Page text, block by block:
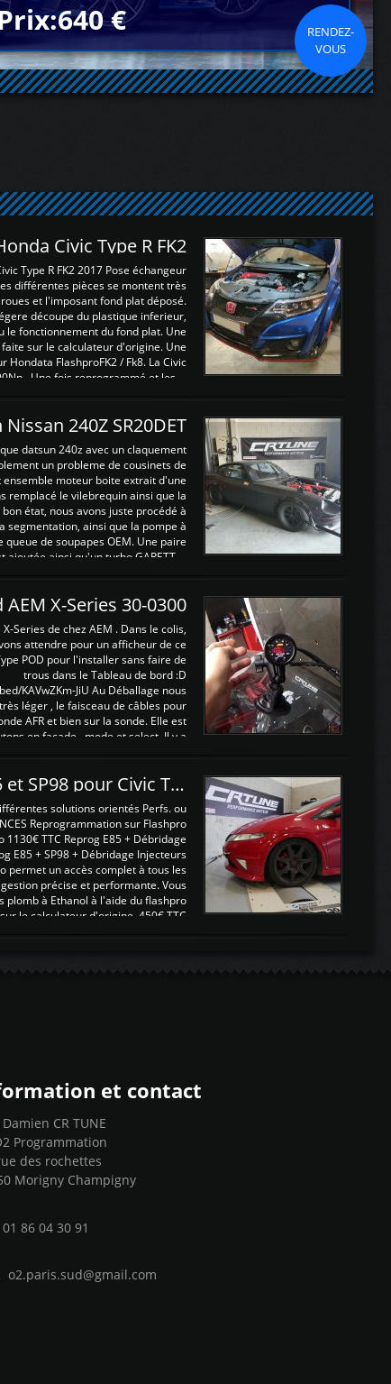
€
RENDEZ-
VOUS
Civic Type R FK2
Type R FK2 2017 Pose échangeur
différentes pièces se montent très
et l'imposant fond plat déposé.
découpe du plastique inferieur,
le fonctionnement du fond plat. Une
sur le calculateur d'origine. Une
FlashproFK2 / Fk8. La Civic
, Une fois reprogrammé et les ...
240Z SR20DET
datsun 240z avec un claquement
un probleme de cousinets de
ensemble moteur boite extrait d'une
remplacé le vilebrequin ainsi que la
état, nous avons juste procédé à
segmentation, ainsi que la pompe à
queue de soupapes OEM. Une paire
ainsi qu'un turbo GARETT ...
X-Series 30-0300
Series de chez AEM . Dans le colis,
attendre pour un afficheur de ce
POD pour l'installer sans faire de
trous dans le Tableau de bord :D
KAVwZKm-JiU Au Déballage nous
léger , le faisceau de câbles pour
AFR et bien sur la sonde. Elle est
en façade , mode et select. Il y a
Reprogrammations E85 et SP98 pour Civic Type R FN2
solutions orientés Perfs. ou
Reprogrammation sur Flashpro
1130€ TTC Reprog E85 + Débridage
E85 + SP98 + Débridage Injecteurs
permet un accès complet à tous les
précise et performante. Vous
plomb à Ethanol à l'aide du flashpro
sur le calculateur d'origine 450€ TTC
et contact
Damien CR TUNE
Programmation
des rochettes
Morigny Champigny
01 86 04 30 91
o2.paris.sud@gmail.com